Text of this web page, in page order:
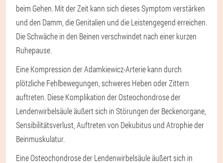
beim Gehen. Mit der Zeit kann sich dieses Symptom verstärken
und den Damm, die Genitalien und die Leistengegend erreichen.
Die Schwäche in den Beinen verschwindet nach einer kurzen
Ruhepause.
Eine Kompression der Adamkiewicz-Arterie kann durch
plötzliche Fehlbewegungen, schweres Heben oder Zittern
auftreten. Diese Komplikation der Osteochondrose der
Lendenwirbelsäule äußert sich in Störungen der Beckenorgane,
Sensibilitätsverlust, Auftreten von Dekubitus und Atrophie der
Beinmuskulatur.
Eine Osteochondrose der Lendenwirbelsäule äußert sich in